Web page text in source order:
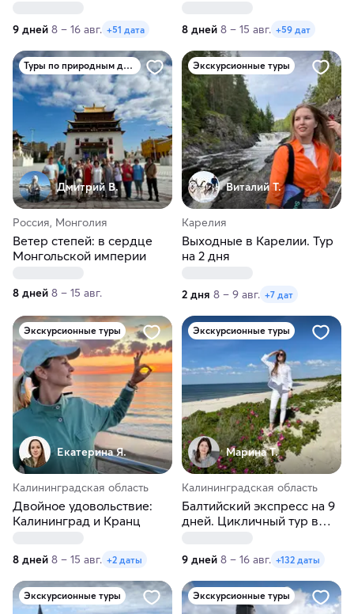
9 дней 8 – 16 авг. +51 дата 8 дней 8 – 15 авг. +59 дат
Туры по природным достопримечательностям
Дмитрий В.
Россия, Монголия
Ветер степей: в сердце
Монгольской империи
8 дней 8 – 15 авг.
Экскурсионные туры
Виталий Т.
Карелия
Выходные в Карелии. Тур
на 2 дня
2 дня 8 – 9 авг. +7 дат
Экскурсионные туры
Екатерина Я.
Калининградская область
Двойное удовольствие:
Калининград и Кранц
8 дней 8 – 15 авг. +2 даты
Экскурсионные туры
Марина Т.
Калининградская область
Балтийский экспресс на 9
дней. Цикличный тур в
9 дней 8 – 16 авг. +132 даты
Экскурсионные туры Экскурсионные туры